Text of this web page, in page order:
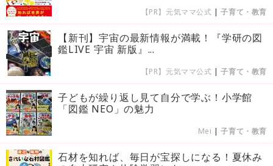
【PR】元気ママ公式 |子育て・教育
【新刊】宇宙の最新情報が満載！『学研の図
鑑LIVE 宇宙 新版』...
【PR】元気ママ公式 |子育て・教育
子どもが繰り返し見て自分で学ぶ！小学館
「図鑑 NEO」の魅力
Mei |子育て・教育
石材を知れば、毎日が宝探しになる！夏休み